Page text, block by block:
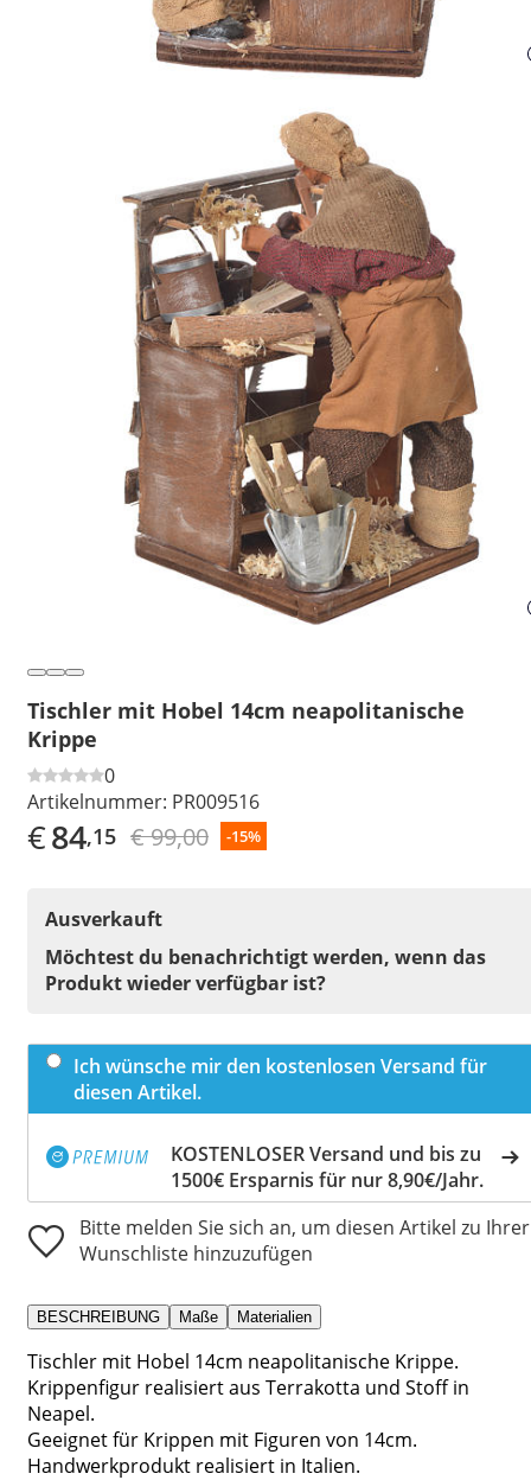
Tischler mit Hobel 14cm neapolitanische
Krippe
0
Artikelnummer: PR009516
€84,15 € 99,00 -15%
Ausverkauft
Möchtest du benachrichtigt werden, wenn das
Produkt wieder verfügbar ist?
Ich wünsche mir den kostenlosen Versand für
diesen Artikel.
KOSTENLOSER Versand und bis zu
1500€ Ersparnis für nur 8,90€/Jahr.
Bitte melden Sie sich an, um diesen Artikel zu Ihrer
Wunschliste hinzuzufügen
BESCHREIBUNG Maße Materialien
Tischler mit Hobel 14cm neapolitanische Krippe.
Krippenfigur realisiert aus Terrakotta und Stoff in
Neapel.
Geeignet für Krippen mit Figuren von 14cm.
Handwerkprodukt realisiert in Italien.